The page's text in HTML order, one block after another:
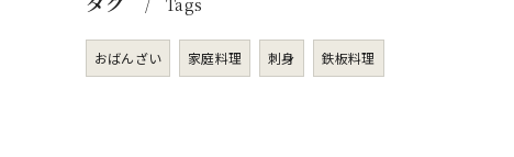
Tags
おばんざい 家庭料理 刺身 鉄板料理